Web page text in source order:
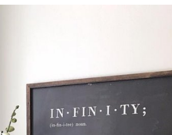
Star Trading
119 kr